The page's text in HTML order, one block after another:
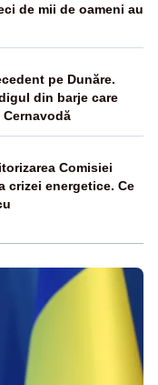
de mii de oameni au
pe Dunăre.
din barje care
Comisiei
crizei energetice. Ce